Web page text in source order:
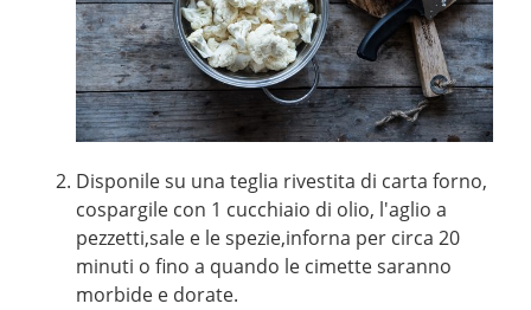
Disponile su una teglia rivestita di carta forno,
cospargile con 1 cucchiaio di olio, l'aglio a
pezzetti,sale e le spezie,inforna per circa 20
minuti o fino a quando le cimette saranno
morbide e dorate.